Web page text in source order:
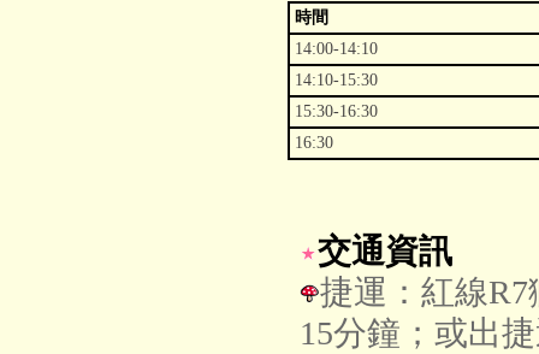
時間
14:00-14:10
14:10-15:30
15:30-16:30
16:30
交通資訊
捷運：紅線
15分鐘；或出